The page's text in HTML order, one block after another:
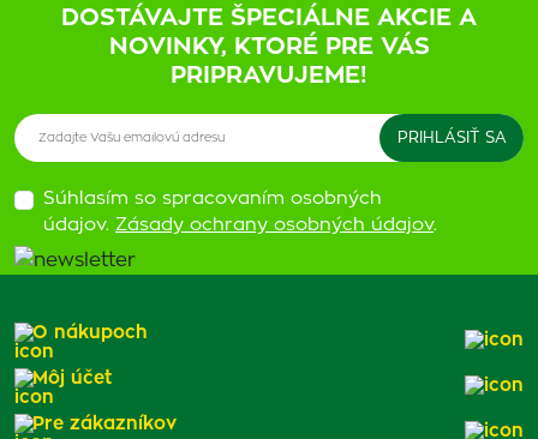
DOSTÁVAJTE ŠPECIÁLNE AKCIE A
NOVINKY, KTORÉ PRE VÁS
PRIPRAVUJEME!
Súhlasím so spracovaním osobných
údajov. Zásady ochrany osobných údajov.
O nákupoch
Môj účet
Pre zákazníkov